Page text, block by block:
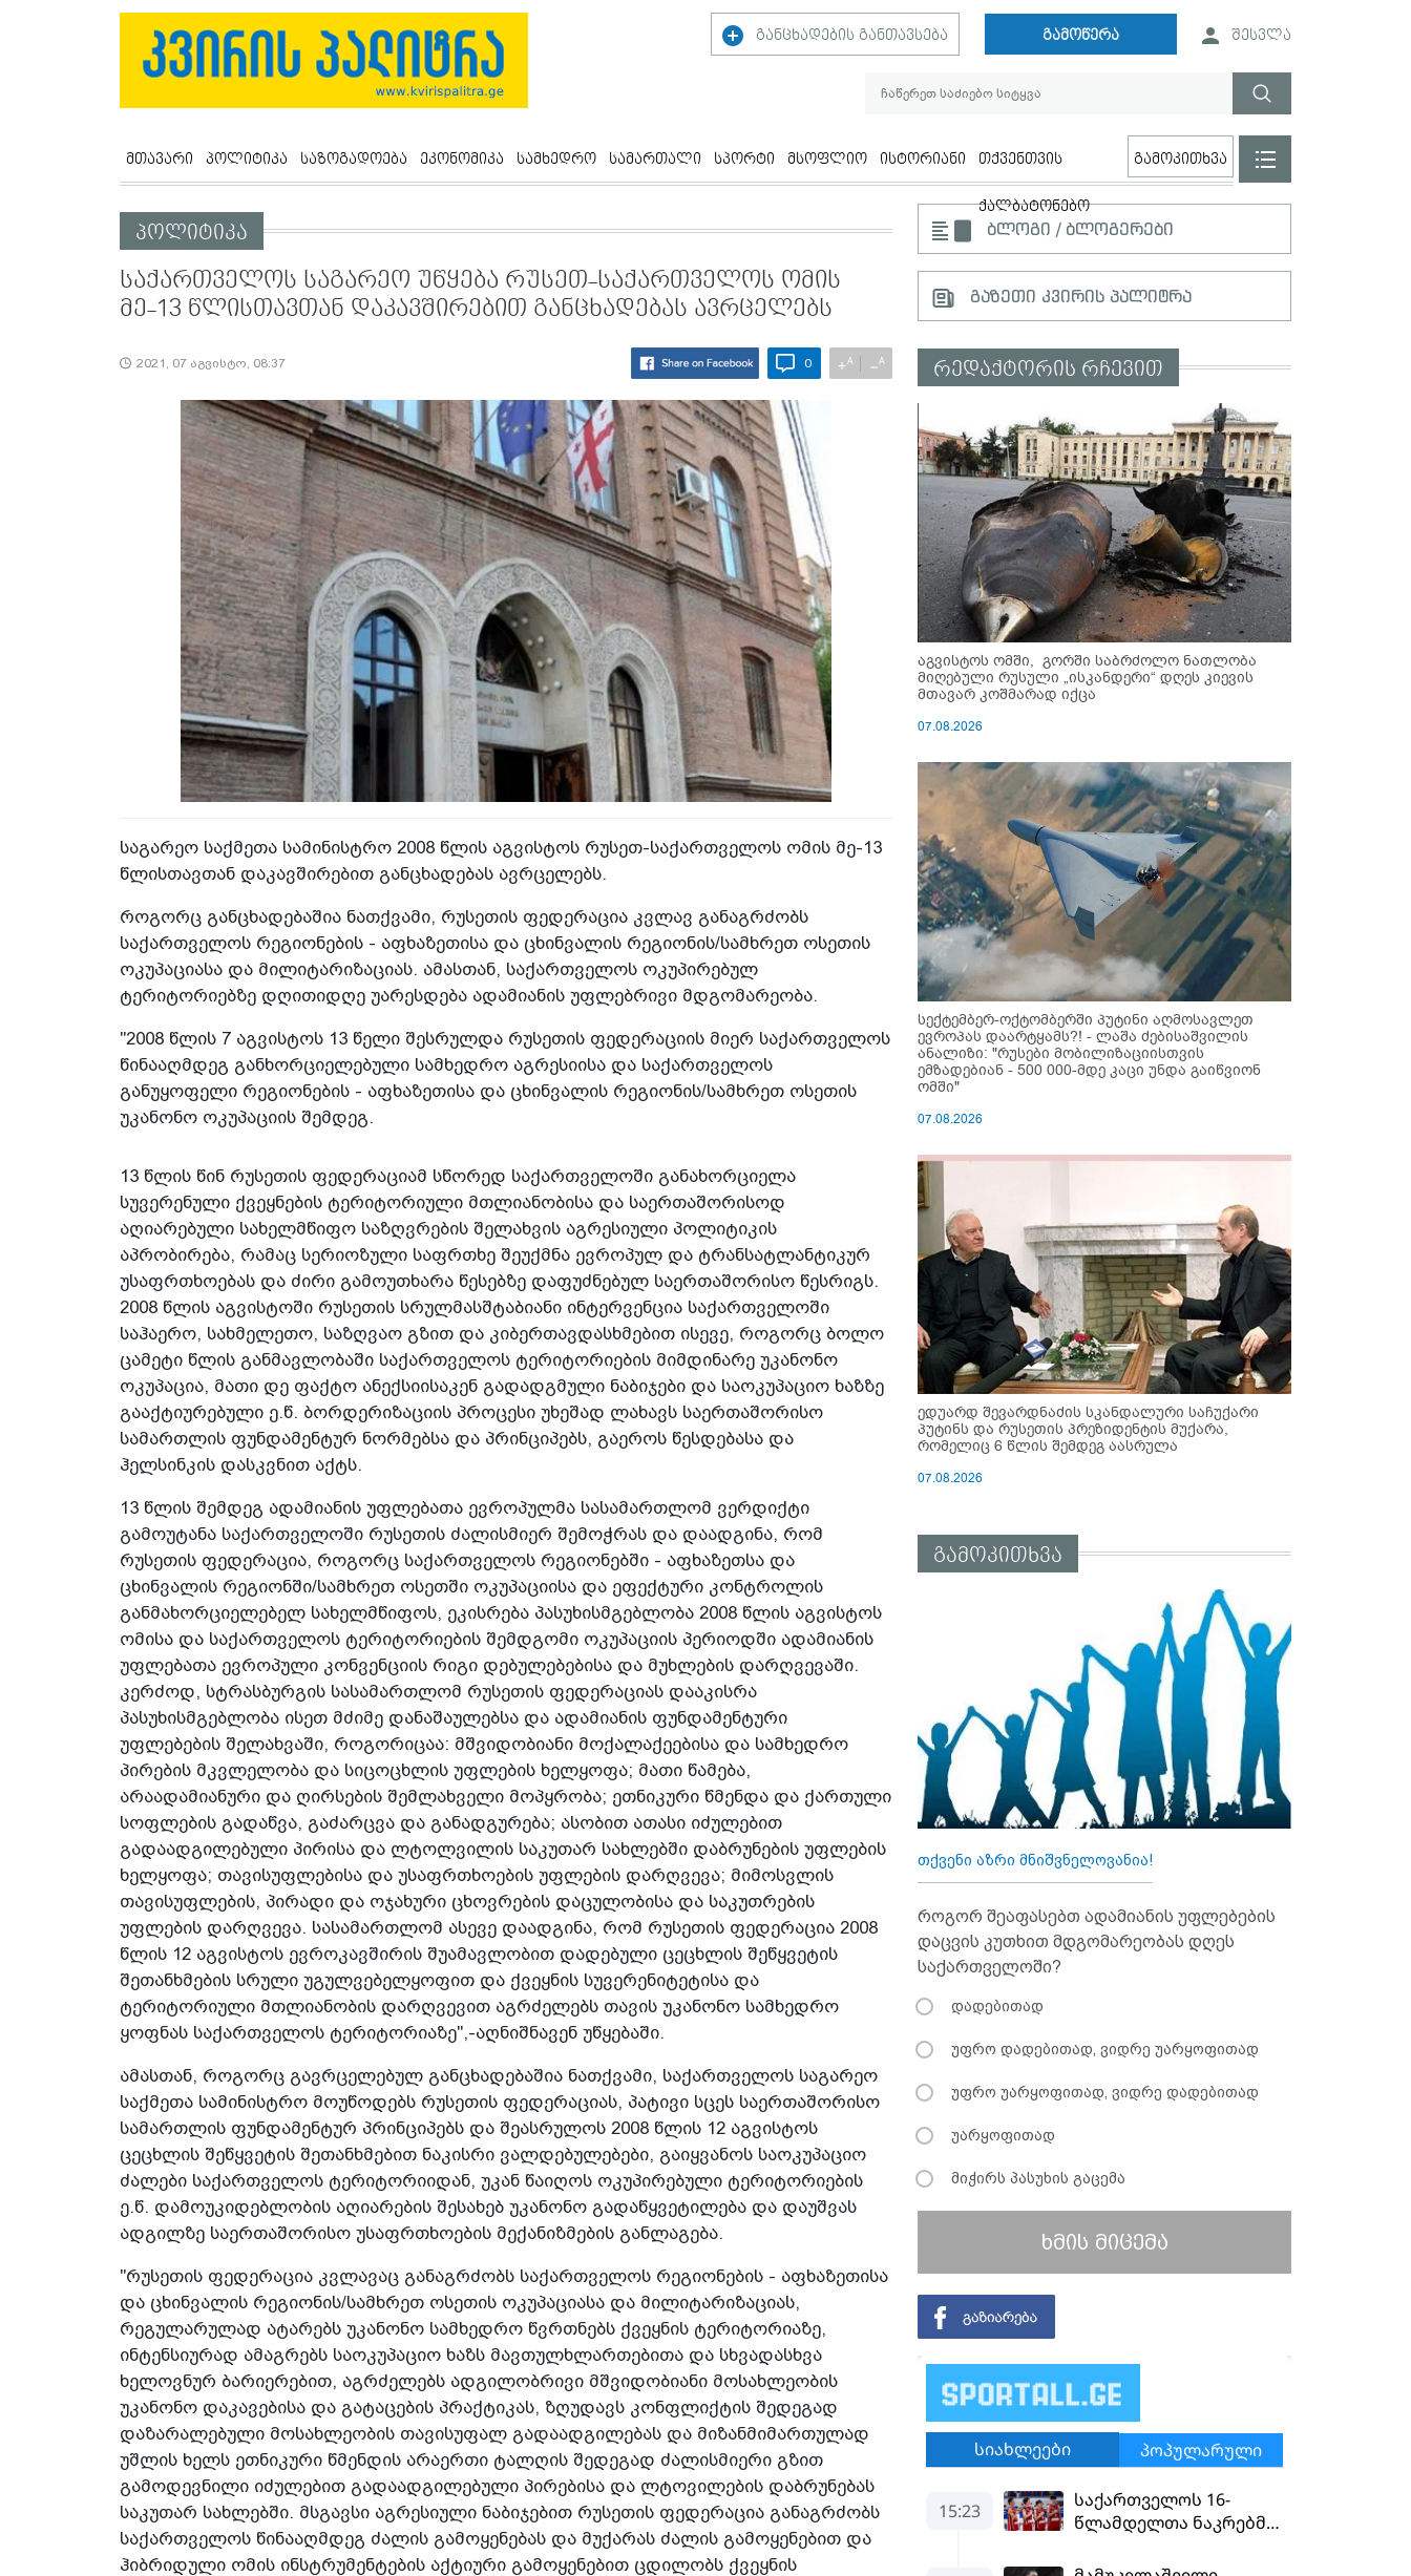
განცხადების განთავსება გამოწერა შესვლა
მთავარი პოლიტიკა საზოგადოება ეკონომიკა სამხედრო სამართალი სპორტი მსოფლიო ისტორიანი თქვენთვის
ქალბატონებო
გამოკითხვა
პოლიტიკა
საქართველოს საგარეო უწყება რუსეთ-საქართველოს ომის
მე-13 წლისთავთან დაკავშირებით განცხადებას ავრცელებს
2021, 07 აგვისტო, 08:37 0 +A −A
საგარეო საქმეთა სამინისტრო 2008 წლის აგვისტოს რუსეთ-საქართველოს ომის მე-13
წლისთავთან დაკავშირებით განცხადებას ავრცელებს.
როგორც განცხადებაშია ნათქვამი, რუსეთის ფედერაცია კვლავ განაგრძობს
საქართველოს რეგიონების - აფხაზეთისა და ცხინვალის რეგიონის/სამხრეთ ოსეთის
ოკუპაციასა და მილიტარიზაციას. ამასთან, საქართველოს ოკუპირებულ
ტერიტორიებზე დღითიდღე უარესდება ადამიანის უფლებრივი მდგომარეობა.
"2008 წლის 7 აგვისტოს 13 წელი შესრულდა რუსეთის ფედერაციის მიერ საქართველოს
წინააღმდეგ განხორციელებული სამხედრო აგრესიისა და საქართველოს
განუყოფელი რეგიონების - აფხაზეთისა და ცხინვალის რეგიონის/სამხრეთ ოსეთის
უკანონო ოკუპაციის შემდეგ.
13 წლის წინ რუსეთის ფედერაციამ სწორედ საქართველოში განახორციელა
სუვერენული ქვეყნების ტერიტორიული მთლიანობისა და საერთაშორისოდ
აღიარებული სახელმწიფო საზღვრების შელახვის აგრესიული პოლიტიკის
აპრობირება, რამაც სერიოზული საფრთხე შეუქმნა ევროპულ და ტრანსატლანტიკურ
უსაფრთხოებას და ძირი გამოუთხარა წესებზე დაფუძნებულ საერთაშორისო წესრიგს.
2008 წლის აგვისტოში რუსეთის სრულმასშტაბიანი ინტერვენცია საქართველოში
საჰაერო, სახმელეთო, საზღვაო გზით და კიბერთავდასხმებით ისევე, როგორც ბოლო
ცამეტი წლის განმავლობაში საქართველოს ტერიტორიების მიმდინარე უკანონო
ოკუპაცია, მათი დე ფაქტო ანექსიისაკენ გადადგმული ნაბიჯები და საოკუპაციო ხაზზე
გააქტიურებული ე.წ. ბორდერიზაციის პროცესი უხეშად ლახავს საერთაშორისო
სამართლის ფუნდამენტურ ნორმებსა და პრინციპებს, გაეროს წესდებასა და
ჰელსინკის დასკვნით აქტს.
13 წლის შემდეგ ადამიანის უფლებათა ევროპულმა სასამართლომ ვერდიქტი
გამოუტანა საქართველოში რუსეთის ძალისმიერ შემოჭრას და დაადგინა, რომ
რუსეთის ფედერაცია, როგორც საქართველოს რეგიონებში - აფხაზეთსა და
ცხინვალის რეგიონში/სამხრეთ ოსეთში ოკუპაციისა და ეფექტური კონტროლის
განმახორციელებელ სახელმწიფოს, ეკისრება პასუხისმგებლობა 2008 წლის აგვისტოს
ომისა და საქართველოს ტერიტორიების შემდგომი ოკუპაციის პერიოდში ადამიანის
უფლებათა ევროპული კონვენციის რიგი დებულებებისა და მუხლების დარღვევაში.
კერძოდ, სტრასბურგის სასამართლომ რუსეთის ფედერაციას დააკისრა
პასუხისმგებლობა ისეთ მძიმე დანაშაულებსა და ადამიანის ფუნდამენტური
უფლებების შელახვაში, როგორიცაა: მშვიდობიანი მოქალაქეებისა და სამხედრო
პირების მკვლელობა და სიცოცხლის უფლების ხელყოფა; მათი წამება,
არაადამიანური და ღირსების შემლახველი მოპყრობა; ეთნიკური წმენდა და ქართული
სოფლების გადაწვა, გაძარცვა და განადგურება; ასობით ათასი იძულებით
გადაადგილებული პირისა და ლტოლვილის საკუთარ სახლებში დაბრუნების უფლების
ხელყოფა; თავისუფლებისა და უსაფრთხოების უფლების დარღვევა; მიმოსვლის
თავისუფლების, პირადი და ოჯახური ცხოვრების დაცულობისა და საკუთრების
უფლების დარღვევა. სასამართლომ ასევე დაადგინა, რომ რუსეთის ფედერაცია 2008
წლის 12 აგვისტოს ევროკავშირის შუამავლობით დადებული ცეცხლის შეწყვეტის
შეთანხმების სრული უგულვებელყოფით და ქვეყნის სუვერენიტეტისა და
ტერიტორიული მთლიანობის დარღვევით აგრძელებს თავის უკანონო სამხედრო
ყოფნას საქართველოს ტერიტორიაზე",-აღნიშნავენ უწყებაში.
ამასთან, როგორც გავრცელებულ განცხადებაშია ნათქვამი, საქართველოს საგარეო
საქმეთა სამინისტრო მოუწოდებს რუსეთის ფედერაციას, პატივი სცეს საერთაშორისო
სამართლის ფუნდამენტურ პრინციპებს და შეასრულოს 2008 წლის 12 აგვისტოს
ცეცხლის შეწყვეტის შეთანხმებით ნაკისრი ვალდებულებები, გაიყვანოს საოკუპაციო
ძალები საქართველოს ტერიტორიიდან, უკან წაიღოს ოკუპირებული ტერიტორიების
ე.წ. დამოუკიდებლობის აღიარების შესახებ უკანონო გადაწყვეტილება და დაუშვას
ადგილზე საერთაშორისო უსაფრთხოების მექანიზმების განლაგება.
"რუსეთის ფედერაცია კვლავაც განაგრძობს საქართველოს რეგიონების - აფხაზეთისა
და ცხინვალის რეგიონის/სამხრეთ ოსეთის ოკუპაციასა და მილიტარიზაციას,
რეგულარულად ატარებს უკანონო სამხედრო წვრთნებს ქვეყნის ტერიტორიაზე,
ინტენსიურად ამაგრებს საოკუპაციო ხაზს მავთულხლართებითა და სხვადასხვა
ხელოვნურ ბარიერებით, აგრძელებს ადგილობრივი მშვიდობიანი მოსახლეობის
უკანონო დაკავებისა და გატაცების პრაქტიკას, ზღუდავს კონფლიქტის შედეგად
დაზარალებული მოსახლეობის თავისუფალ გადაადგილებას და მიზანმიმართულად
უშლის ხელს ეთნიკური წმენდის არაერთი ტალღის შედეგად ძალისმიერი გზით
გამოდევნილი იძულებით გადაადგილებული პირებისა და ლტოვილების დაბრუნებას
საკუთარ სახლებში. მსგავსი აგრესიული ნაბიჯებით რუსეთის ფედერაცია განაგრძობს
საქართველოს წინააღმდეგ ძალის გამოყენებას და მუქარას ძალის გამოყენებით და
ჰიბრიდული ომის ინსტრუმენტების აქტიური გამოყენებით ცდილობს ქვეყნის
ბლოგი / ბლოგერები
გაზეთი კვირის პალიტრა
რედაქტორის რჩევით
აგვისტოს ომში, გორში საბრძოლო ნათლობა
მიღებული რუსული „ისკანდერი“ დღეს კიევის
მთავარ კოშმარად იქცა
07.08.2026
სექტემბერ-ოქტომბერში პუტინი აღმოსავლეთ
ევროპას დაარტყამს?! - ლაშა ძებისაშვილის
ანალიზი: "რუსები მობი­ლიზაციისთვის
ემზადებიან - 500 000-მდე კაცი უნდა გაიწვიონ
ომში"
07.08.2026
ედუარდ შევარდნაძის სკანდალური საჩუქარი
პუტინს და რუსეთის პრეზიდენტის მუქარა,
რომელიც 6 წლის შემდეგ აასრულა
07.08.2026
გამოკითხვა
თქვენი აზრი მნიშვნელოვანია!
როგორ შეაფასებთ ადამიანის უფლებების
დაცვის კუთხით მდგომარეობას დღეს
საქართველოში?
დადებითად
უფრო დადებითად, ვიდრე უარყოფითად
უფრო უარყოფითად, ვიდრე დადებითად
უარყოფითად
მიჭირს პასუხის გაცემა
ხმის მიცემა